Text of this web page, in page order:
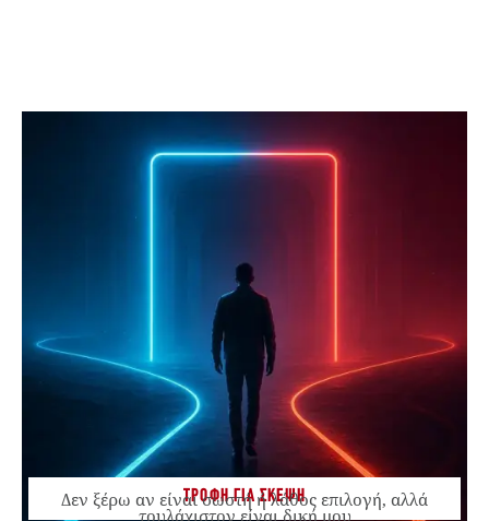
ΤΡΟΦΗ ΓΙΑ ΣΚΕΨΗ
Δεν ξέρω αν είναι σωστή ή λάθος επιλογή, αλλά
τουλάχιστον είναι δική μου